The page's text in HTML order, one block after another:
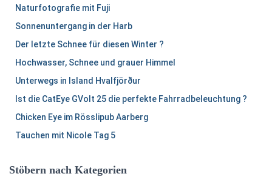
Naturfotografie mit Fuji
Sonnenuntergang in der Harb
Der letzte Schnee für diesen Winter ?
Hochwasser, Schnee und grauer Himmel
Unterwegs in Island Hvalfjörður
Ist die CatEye GVolt 25 die perfekte Fahrradbeleuchtung ?
Chicken Eye im Rösslipub Aarberg
Tauchen mit Nicole Tag 5
Stöbern nach Kategorien